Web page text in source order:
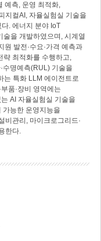
예측, 운영 최적화,
지컬AI, 자율실험실 기술을
. 에너지 분야 IoT
술을 개발하였으며, 시계열
발전·수요·가격 예측과
략 최적화를 수행하고,
수명예측(RUL) 기술을
는 특화 LLM 에이전트로
품·장비 영역에는
AI 자율실험실 기술을
가능한 운영지능을
비관리, 마이크로그리드·
한다.